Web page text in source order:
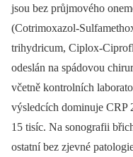
jsou bez průjmového
(Cotrimoxazol-
trihydricum, Ciplox-
odeslán na spádovou
včetně kontrolních
výsledcích dominuje CRP
15 tisíc. Na sonografii
ostatní bez zjevné